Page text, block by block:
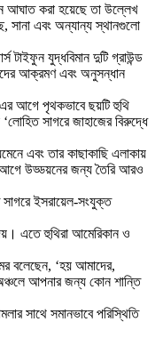
আঘাত করা হয়েছে তা উল্লেখ
সানা এবং অন্যান্য স্থানগুলো
টাইফুন যুদ্ধবিমান দুটি গ্রাউন্ড
আক্রমণ এবং অনুসন্ধান
এর আগে পৃথকভাবে ছয়টি হুথি
‘লোহিত সাগরে জাহাজের বিরুদ্ধে
এবং তার কাছাকাছি এলাকায়
উড্ডয়নের জন্য তৈরি আরও
সাগরে ইসরায়েল-সংযুক্ত
এতে হুথিরা আমেরিকান ও
বলেছেন, ‘হয় আমাদের,
আপনার জন্য কোন শান্তি
সাথে সমানভাবে পরিস্থিতি